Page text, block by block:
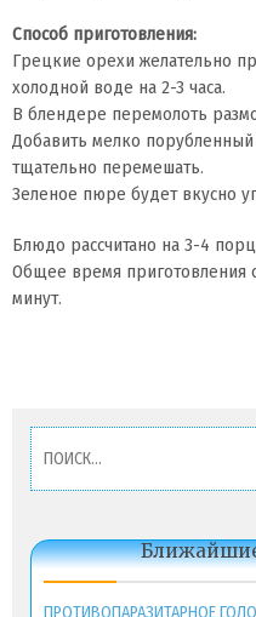
Способ приготовления:
Грецкие орехи желательно
холодной воде на 2-3 часа.
В блендере перемолоть
Добавить мелко
тщательно перемешать.
Зеленое пюре будет вкусно
Блюдо рассчитано на 3-4
Общее время приготовления
минут.
Найти:
ПРОТИВОПАРАЗИТАРНОЕ